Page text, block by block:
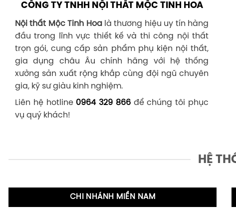
CÔNG TY TNHH NỘI THẤT MỘC TINH HOA
Nội thất Mộc Tinh Hoalà thương hiệu uy tín hàng
đầu trong lĩnh vực thiết kế và thi công nội thất
trọn gói, cung cấp sản phẩm phụ kiện nội thất,
gia dụng châu Âu chính hãng với hệ thống
xưởng sản xuất rộng khắp cùng đội ngũ chuyên
gia, kỹ sư giàu kinh nghiệm.
Liên hệ hotline 0964 329 866để chúng tôi phục
vụ quý khách!
HỆ
CHI NHÁNH MIỀN NAM